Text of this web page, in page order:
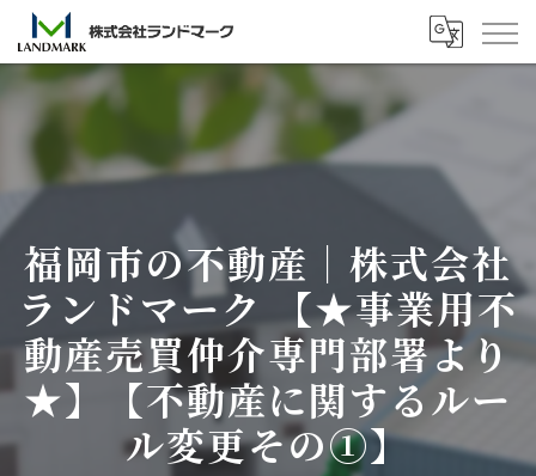
福岡市の不動産｜株式会社
ランドマーク 【★事業用不
動産売買仲介専門部署より
★】【不動産に関するルー
ル変更その①】